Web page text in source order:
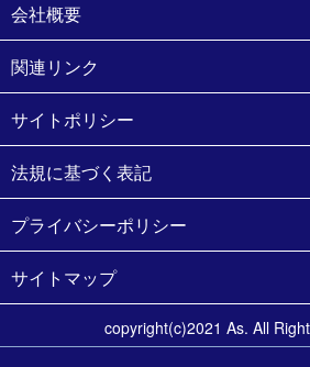
会社概要
関連リンク
サイトポリシー
法規に基づく表記
プライバシーポリシー
サイトマップ
copyright(c)2021 As. All